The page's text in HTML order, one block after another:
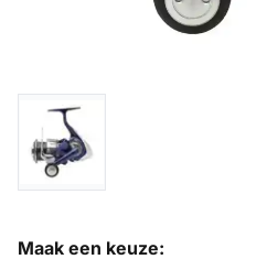
Maak een keuze: